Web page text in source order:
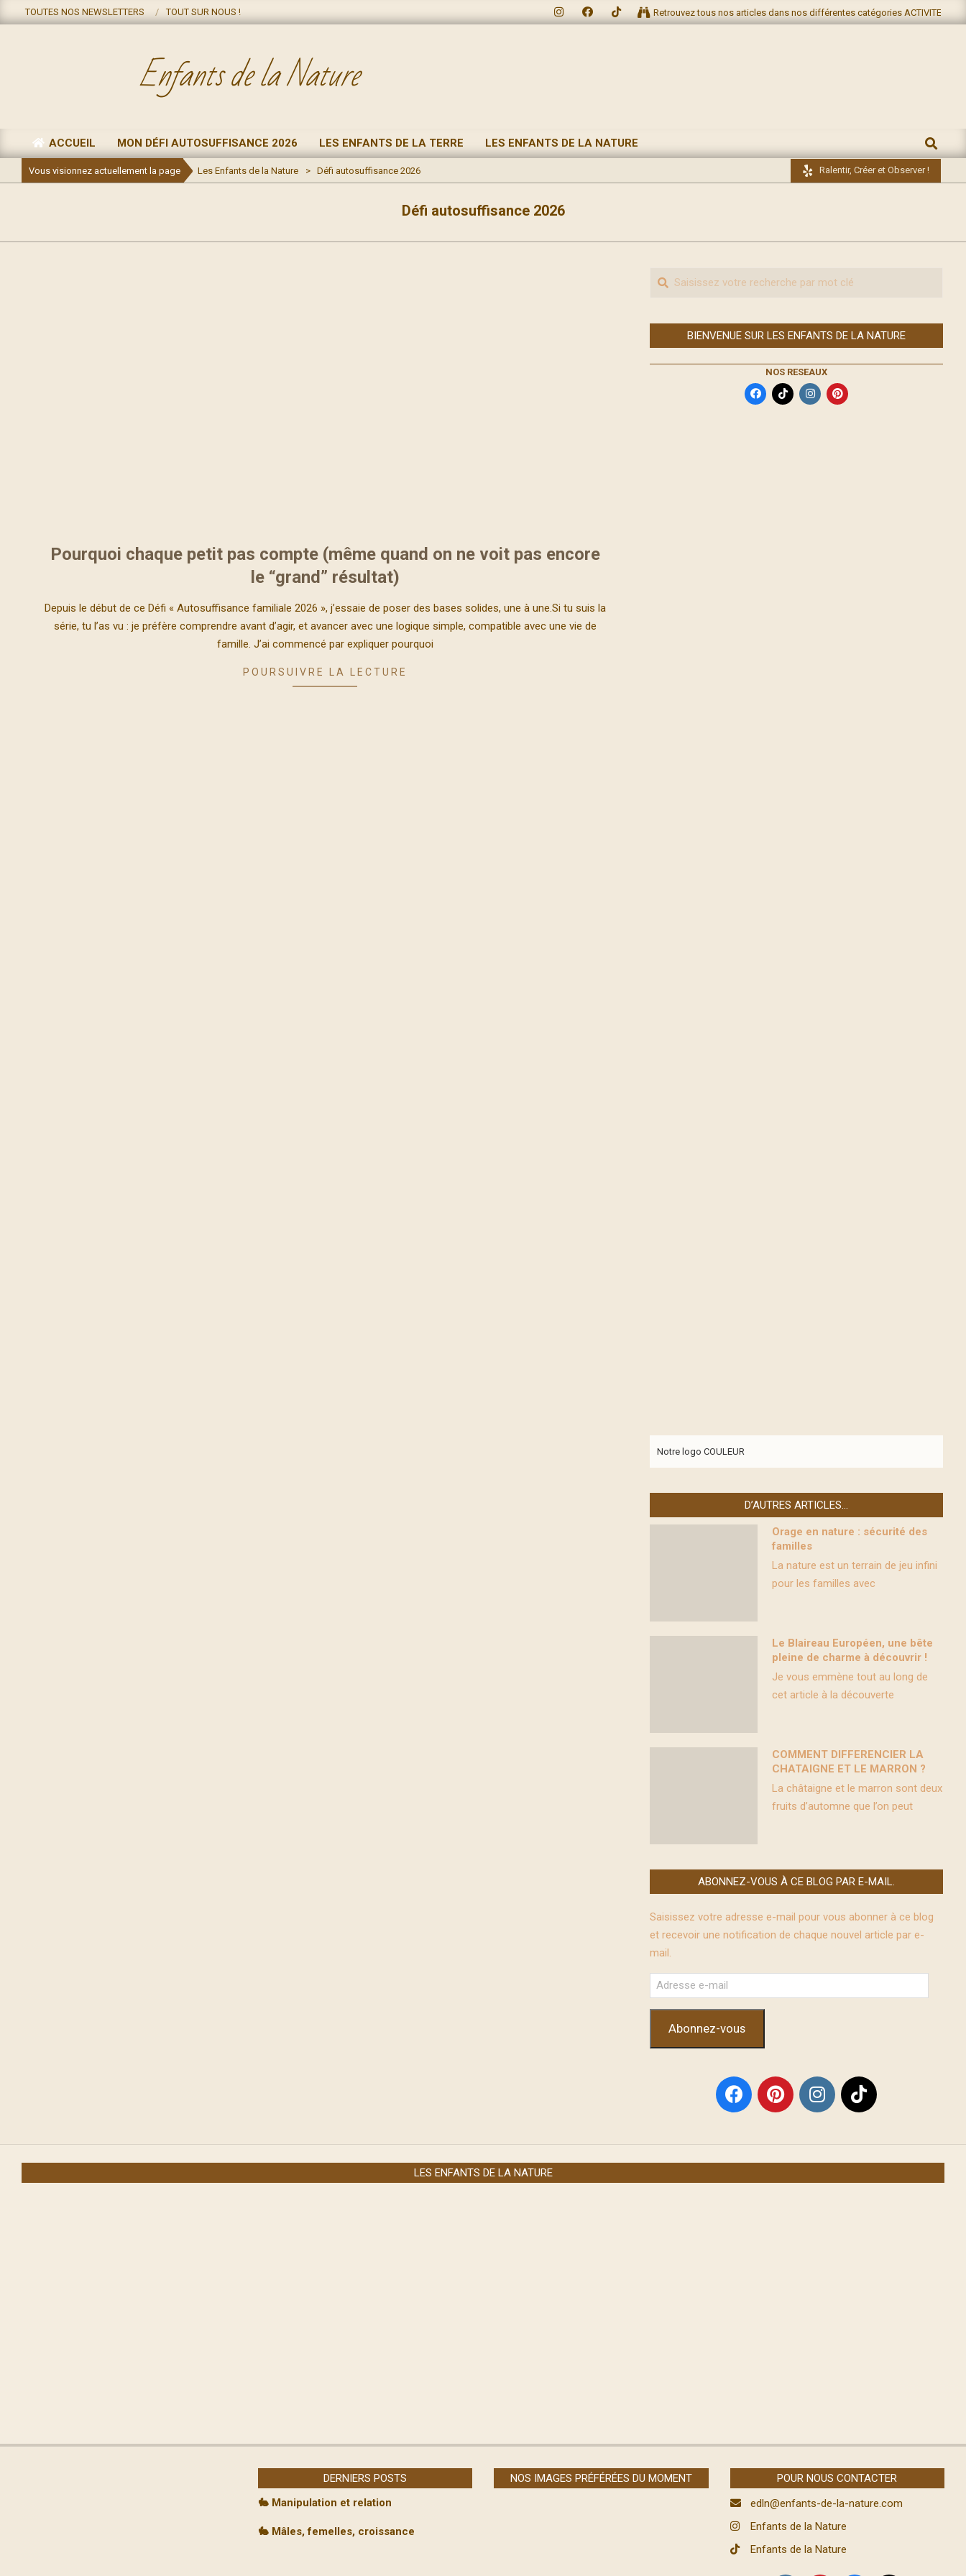
to
TOUTES NOS NEWSLETTERS TOUT SUR NOUS ! Retrouvez tous nos articles dans nos différentes catégories ACTIVITES
Enfants de la Nature
Primary
Navigation
Menu
ACCUEIL MON DÉFI AUTOSUFFISANCE 2026 LES ENFANTS DE LA TERRE LES ENFANTS DE LA NATURE
Vous visionnez actuellement la page Les Enfants de la Nature > Défi autosuffisance 2026 Ralentir, Créer et Observer !
Défi autosuffisance 2026
Pourquoi chaque petit pas compte (même quand on ne voit pas encore
le “grand” résultat)
01-
Depuis le début de ce Défi « Autosuffisance familiale 2026 », j’essaie de poser des bases solides, une à une.Si tu suis la
série, tu l’as vu : je préfère comprendre avant d’agir, et avancer avec une logique simple, compatible avec une vie de
famille. J’ai commencé par expliquer pourquoi
POURSUIVRE LA LECTURE
Recherche
BIENVENUE SUR LES ENFANTS DE LA NATURE
NOS RESEAUX
Notre logo COULEUR
D’AUTRES ARTICLES…
Orage en nature : sécurité des
familles
La nature est un terrain de jeu infini
pour les familles avec
Le Blaireau Européen, une bête
pleine de charme à découvrir !
Je vous emmène tout au long de
cet article à la découverte
COMMENT DIFFERENCIER LA
CHATAIGNE ET LE MARRON ?
La châtaigne et le marron sont deux
fruits d’automne que l’on peut
ABONNEZ-VOUS À CE BLOG PAR E-MAIL.
Saisissez votre adresse e-mail pour vous abonner à ce blog
et recevoir une notification de chaque nouvel article par e-
mail.
Adresse
e-
mail
Abonnez-vous
LES ENFANTS DE LA NATURE
DERNIERS POSTS
🐇 Manipulation et relation
🐇 Mâles, femelles, croissance
NOS IMAGES PRÉFÉRÉES DU MOMENT
POUR NOUS CONTACTER
edln@enfants-de-la-nature.com
Enfants de la Nature
Enfants de la Nature